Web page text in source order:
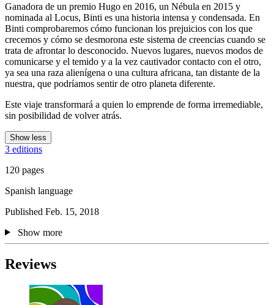
Ganadora de un premio Hugo en 2016, un Nébula en 2015 y
nominada al Locus, Binti es una historia intensa y condensada. En
Binti comprobaremos cómo funcionan los prejuicios con los que
crecemos y cómo se desmorona este sistema de creencias cuando se
trata de afrontar lo desconocido. Nuevos lugares, nuevos modos de
comunicarse y el temido y a la vez cautivador contacto con el otro,
ya sea una raza alienígena o una cultura africana, tan distante de la
nuestra, que podríamos sentir de otro planeta diferente.
Este viaje transformará a quien lo emprende de forma irremediable,
sin posibilidad de volver atrás.
Show less
3 editions
120 pages
Spanish language
Published Feb. 15, 2018
Show more
Reviews